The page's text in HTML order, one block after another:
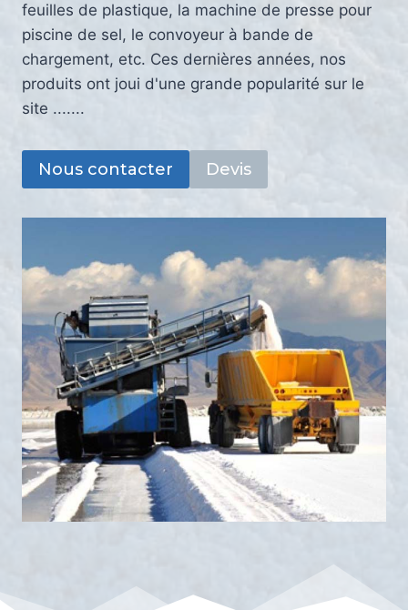
feuilles de plastique, la machine de presse pour
piscine de sel, le convoyeur à bande de
chargement, etc. Ces dernières années, nos
produits ont joui d'une grande popularité sur le
site .......
Nous contacter Devis